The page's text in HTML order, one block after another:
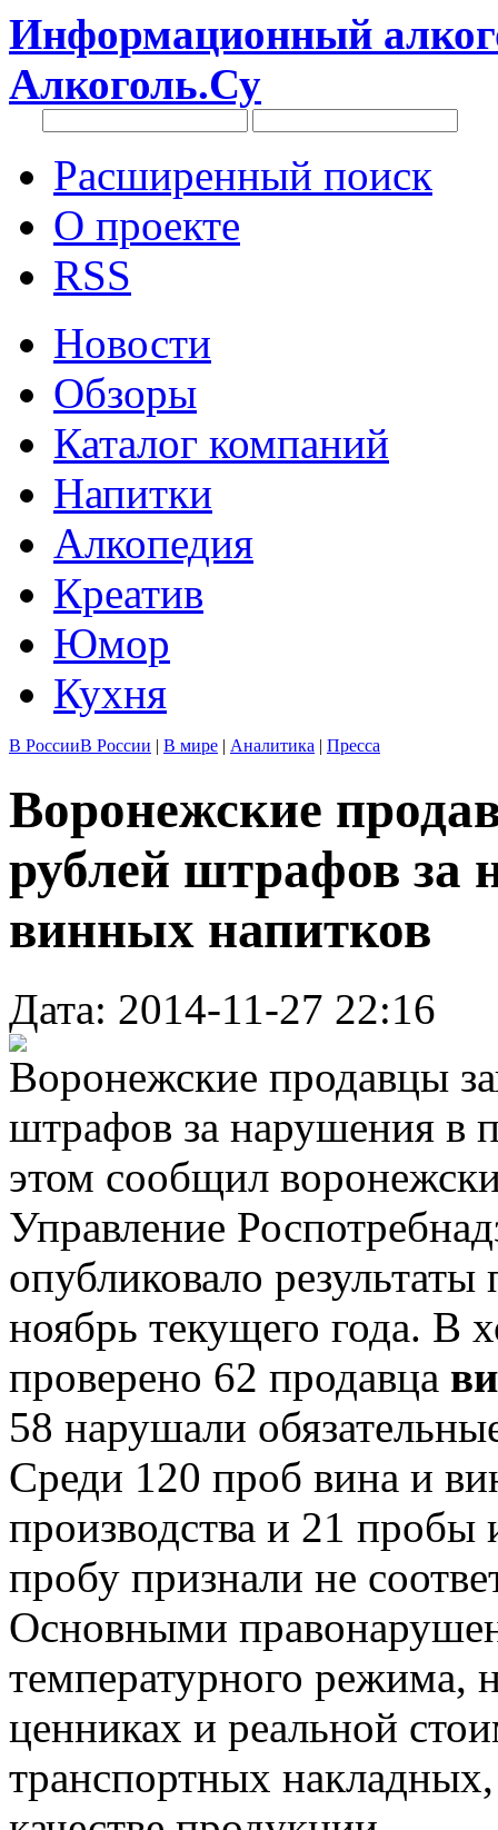
Информационный
Алкоголь.Су
Расширенный поиск
О проекте
RSS
Новости
Обзоры
Каталог компаний
Напитки
Алкопедия
Креатив
Юмор
Кухня
В РоссииВ России | В мире | Аналитика | Пресса
Воронежские
рублей штрафов за
винных напитков
Дата: 2014-11-27 22:16
Воронежские продавцы
штрафов за нарушения в
этом сообщил
Управление
опубликовало
ноябрь текущего года. В
проверено 62 продавца
58 нарушали
Среди 120 проб вина и
производства и 21
пробу признали не
Основными
температурного режима,
ценниках и реальной
транспортных